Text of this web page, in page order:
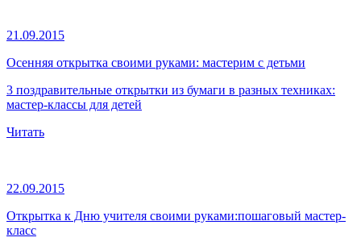
21.09.2015
Осенняя открытка своими руками: мастерим с детьми
3 поздравительные открытки из бумаги в разных техниках:
мастер-классы для детей
Читать
22.09.2015
Открытка к Дню учителя своими руками:пошаговый мастер-
класс